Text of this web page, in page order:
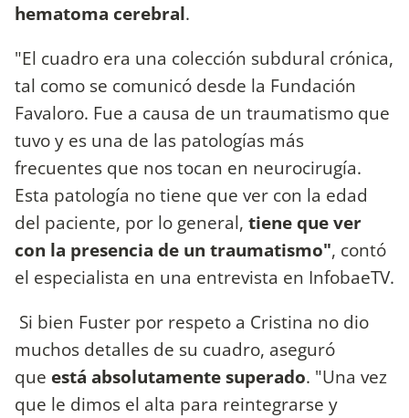
hematoma cerebral.
"El cuadro era una colección subdural crónica,
tal como se comunicó desde la Fundación
Favaloro. Fue a causa de un traumatismo que
tuvo y es una de las patologías más
frecuentes que nos tocan en neurocirugía.
Esta patología no tiene que ver con la edad
del paciente, por lo general, tiene que ver
con la presencia de un traumatismo", contó
el especialista en una entrevista en InfobaeTV.
Si bien Fuster por respeto a Cristina no dio
muchos detalles de su cuadro, aseguró
que está absolutamente superado. "Una vez
que le dimos el alta para reintegrarse y